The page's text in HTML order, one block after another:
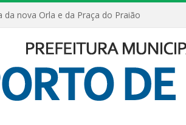
nova Orla e da Praça do Praião